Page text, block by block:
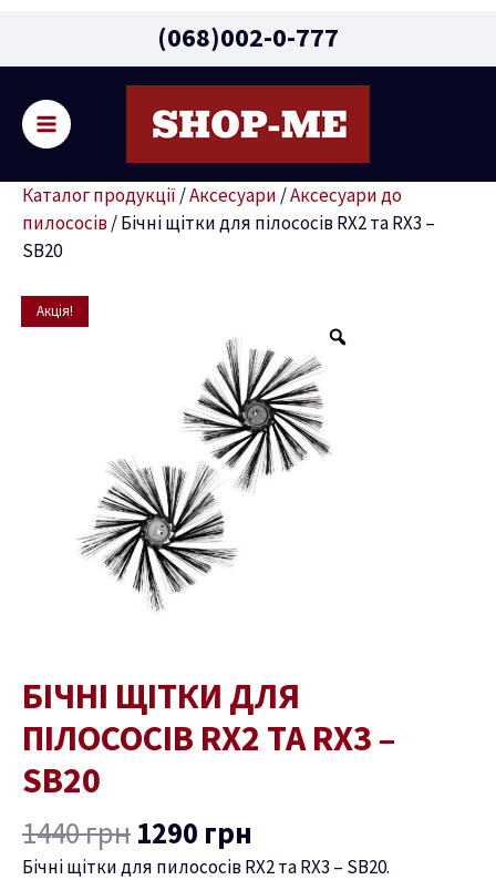
(068)002-0-777
Menu
Каталог продукції /Аксесуари /Аксесуари до
пилососів /Бічні щітки для пілососів RX2 та RX3 –
SB20
Акція!
БІЧНІ ЩІТКИ ДЛЯ
ПІЛОСОСІВ RX2 ТА RX3 –
SB20
1440грн
1440 грн.
1290 грн
1290 грн.
Бічні щітки для пилососів RX2 та RX3 – SB20.
Бічні
кількість